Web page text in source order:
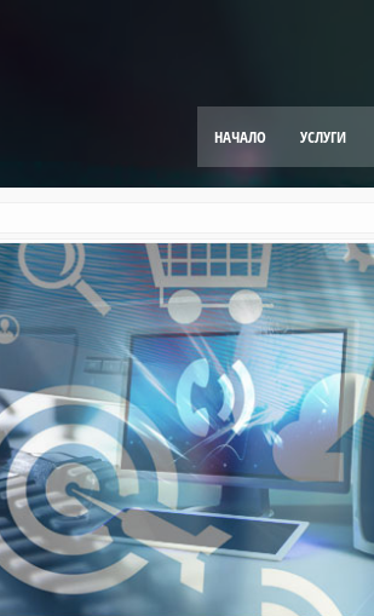
НАЧАЛО УСЛУГИ